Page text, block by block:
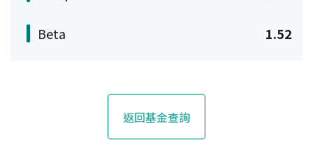
Beta 1.52
返回基金查詢